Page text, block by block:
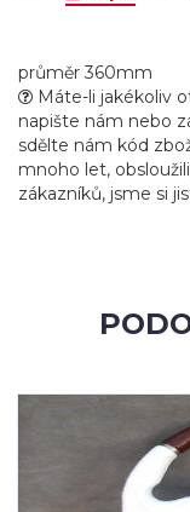
průměr 360mm
Máte-li jakékoliv
napište nám nebo
sdělte nám kód
mnoho let,
zákazníků, jsme si